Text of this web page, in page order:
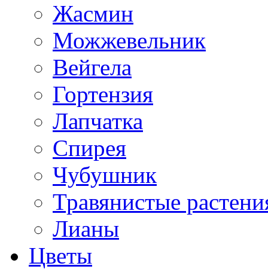
Жасмин
Можжевельник
Вейгела
Гортензия
Лапчатка
Спирея
Чубушник
Травянистые
Лианы
Цветы